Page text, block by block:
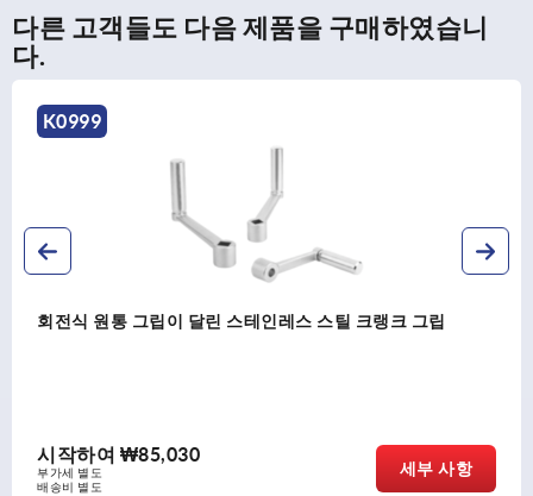
다른 고객들도 다음 제품을 구매하였습니
다.
K0999
회전식 원통 그립이 달린 스테인레스 스틸 크랭크 그립
시작하여 ₩85,030
부가세 별도
배송비 별도
세부 사항